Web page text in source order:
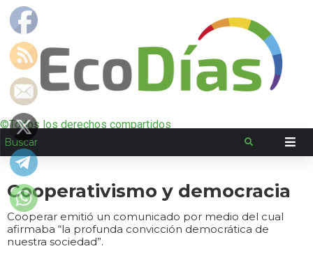
©Todos los derechos compartidos
Cooperativismo y democracia
Cooperar emitió un comunicado por medio del cual
afirmaba “la profunda convicción democrática de
nuestra sociedad”.